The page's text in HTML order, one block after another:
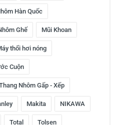
Hàn Quốc
Ghế Mũi Khoan
thổi hơi nóng
Cuộn
Nhôm Gấp - Xếp
Makita NIKAWA
Total Tolsen